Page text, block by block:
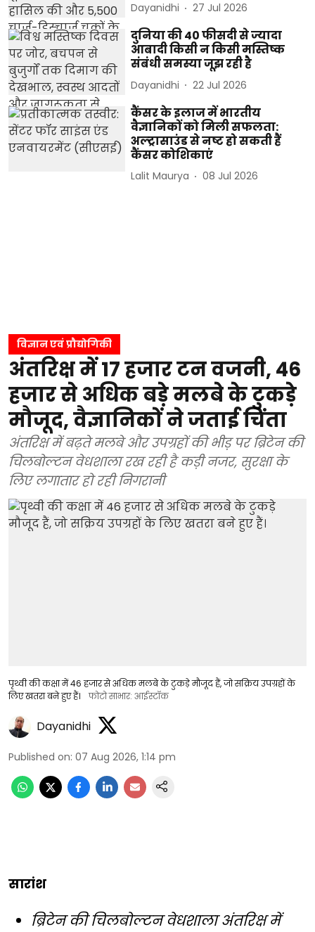
Dayanidhi 27 Jul 2026
दुनिया की 40 फीसदी से ज्यादा
आबादी किसी न किसी मस्तिष्क
संबंधी समस्या जूझ रही है
Dayanidhi 22 Jul 2026
कैंसर के इलाज में भारतीय
वैज्ञानिकों को मिली सफलता:
अल्ट्रासाउंड से नष्ट हो सकती हैं
कैंसर कोशिकाएं
Lalit Maurya 08 Jul 2026
विज्ञान एवं प्रौद्योगिकी
अंतरिक्ष में 17 हजार टन वजनी, 46
हजार से अधिक बड़े मलबे के टुकड़े
मौजूद, वैज्ञानिकों ने जताई चिंता
अंतरिक्ष में बढ़ते मलबे और उपग्रहों की भीड़ पर ब्रिटेन की
चिलबोल्टन वेधशाला रख रही है कड़ी नजर, सुरक्षा के
लिए लगातार हो रही निगरानी
पृथ्वी की कक्षा में 46 हजार से अधिक मलबे के टुकड़े मौजूद हैं, जो सक्रिय उपग्रहों के
लिए खतरा बने हुए हैं।
फोटो साभार: आईस्टॉक
Dayanidhi
Published on: 07 Aug 2026, 1:14 pm
सारांश
ब्रिटेन की चिलबोल्टन वेधशाला अंतरिक्ष में